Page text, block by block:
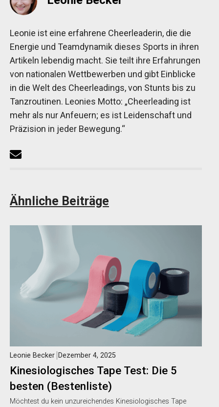
Leonie ist eine erfahrene Cheerleaderin, die die
Energie und Teamdynamik dieses Sports in ihren
Artikeln lebendig macht. Sie teilt ihre Erfahrungen
von nationalen Wettbewerben und gibt Einblicke
in die Welt des Cheerleadings, von Stunts bis zu
Tanzroutinen. Leonies Motto: „Cheerleading ist
mehr als nur Anfeuern; es ist Leidenschaft und
Präzision in jeder Bewegung.“
Ähnliche Beiträge
Kinesiologisches Tape Test: Die 5
besten (Bestenliste)
Leonie Becker Dezember 4, 2025
Möchtest du kein unzureichendes Kinesiologisches Tape